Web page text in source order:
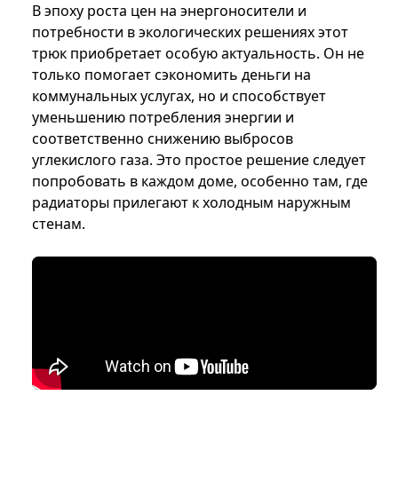
В эпоху роста цен на энергоносители и
потребности в экологических решениях этот
трюк приобретает особую актуальность. Он не
только помогает сэкономить деньги на
коммунальных услугах, но и способствует
уменьшению потребления энергии и
соответственно снижению выбросов
углекислого газа. Это простое решение следует
попробовать в каждом доме, особенно там, где
радиаторы прилегают к холодным наружным
стенам.